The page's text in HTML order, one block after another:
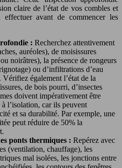
claire de l’état de vos combles et
effectuer avant de commencer les
: Recherchez attentivement
auréoles), de moisissures
noirâtres), la présence de rongeurs
ou d’infiltrations d’eau
également l’état de la
de bois pourri, d’insectes
doivent impérativement être
l’isolation, car ils peuvent
et sa durabilité. Par exemple, une
peut réduire de 50% la
ponts thermiques : Repérez avec
(ventilation, chauffage), les
mal isolées, les jonctions entre